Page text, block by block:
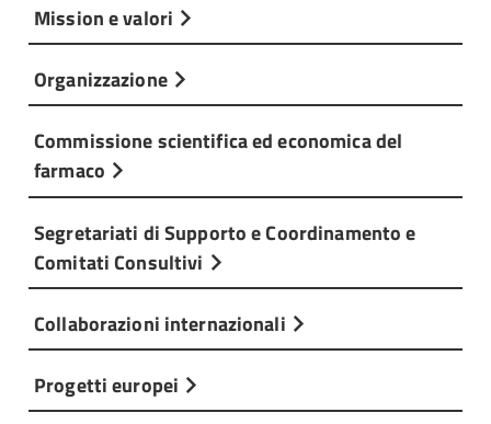
Mission e valori
Organizzazione
Commissione scientifica ed economica del
farmaco
Segretariati di Supporto e Coordinamento e
Comitati Consultivi
Collaborazioni internazionali
Progetti europei